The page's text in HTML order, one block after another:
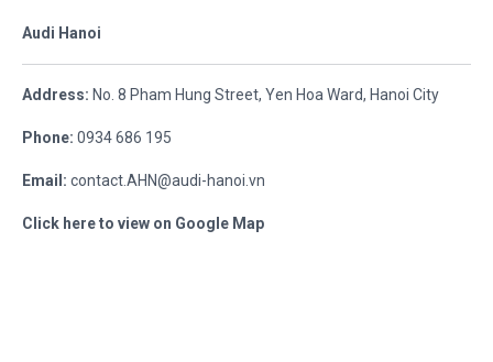
Audi Hanoi
Address: No. 8 Pham Hung Street, Yen Hoa Ward, Hanoi City
Phone: 0934 686 195
Email: contact.AHN@audi-hanoi.vn
Click here to view on Google Map